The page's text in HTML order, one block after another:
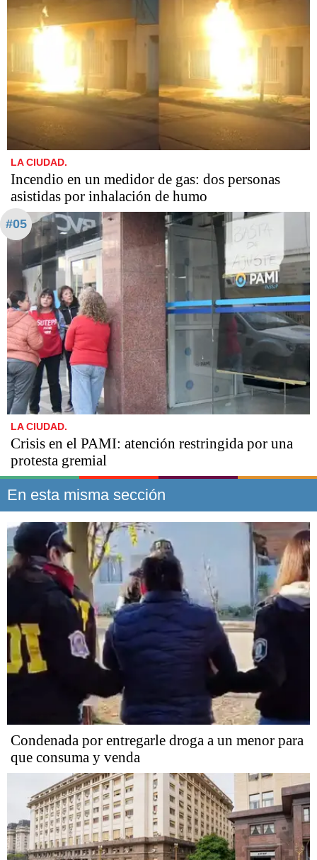
LA CIUDAD.
Incendio en un medidor de gas: dos personas
asistidas por inhalación de humo
#05
LA CIUDAD.
Crisis en el PAMI: atención restringida por una
protesta gremial
En esta misma sección
Condenada por entregarle droga a un menor para
que consuma y venda